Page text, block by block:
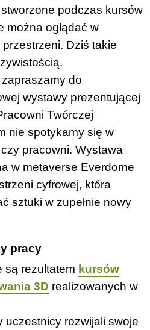
podczas kursów
można oglądać w
przestrzeni. Dziś takie
do
wystawy prezentującej
Twórczej
nie spotykamy się w
pracowni. Wystawa
w metaverse Everdome
cyfrowej, która
sztuki w zupełnie nowy
pracy
są rezultatem kursów
3D realizowanych w
uczestnicy rozwijali swoje